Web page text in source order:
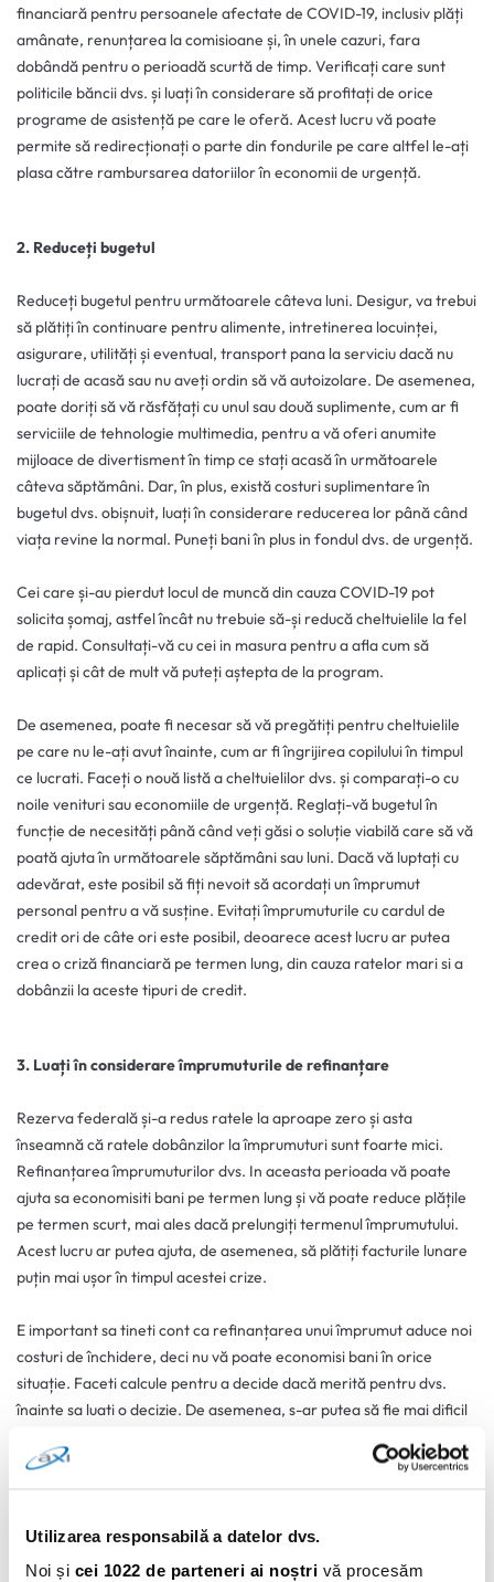
Utilizarea responsabilă a datelor dvs.
Noi și cei 1022 de parteneri ai noștri vă procesăm
financiară pentru persoanele afectate de COVID-19, inclusiv plăți
amânate, renunțarea la comisioane și, în unele cazuri, fara
dobândă pentru o perioadă scurtă de timp. Verificați care sunt
politicile băncii dvs. și luați în considerare să profitați de orice
programe de asistență pe care le oferă. Acest lucru vă poate
permite să redirecționați o parte din fondurile pe care altfel le-ați
plasa către rambursarea datoriilor în economii de urgență.
2. Reduceți bugetul
Reduceți bugetul pentru următoarele câteva luni. Desigur, va trebui
să plătiți în continuare pentru alimente, intretinerea locuinței,
asigurare, utilități și eventual, transport pana la serviciu dacă nu
lucrați de acasă sau nu aveți ordin să vă autoizolare. De asemenea,
poate doriți să vă răsfățați cu unul sau două suplimente, cum ar fi
serviciile de tehnologie multimedia, pentru a vă oferi anumite
mijloace de divertisment în timp ce stați acasă în următoarele
câteva săptămâni. Dar, în plus, există costuri suplimentare în
bugetul dvs. obișnuit, luați în considerare reducerea lor până când
viața revine la normal. Puneți bani în plus in fondul dvs. de urgență.
Cei care și-au pierdut locul de muncă din cauza COVID-19 pot
solicita șomaj, astfel încât nu trebuie să-și reducă cheltuielile la fel
de rapid. Consultați-vă cu cei in masura pentru a afla cum să
aplicați și cât de mult vă puteți aștepta de la program.
De asemenea, poate fi necesar să vă pregătiți pentru cheltuielile
pe care nu le-ați avut înainte, cum ar fi îngrijirea copilului în timpul
ce lucrati. Faceți o nouă listă a cheltuielilor dvs. și comparați-o cu
noile venituri sau economiile de urgență. Reglați-vă bugetul în
funcție de necesități până când veți găsi o soluție viabilă care să vă
poată ajuta în următoarele săptămâni sau luni. Dacă vă luptați cu
adevărat, este posibil să fiți nevoit să acordați un împrumut
personal pentru a vă susține. Evitați împrumuturile cu cardul de
credit ori de câte ori este posibil, deoarece acest lucru ar putea
crea o criză financiară pe termen lung, din cauza ratelor mari si a
dobânzii la aceste tipuri de credit.
3. Luați în considerare împrumuturile de refinanțare
Rezerva federală și-a redus ratele la aproape zero și asta
înseamnă că ratele dobânzilor la împrumuturi sunt foarte mici.
Refinanțarea împrumuturilor dvs. In aceasta perioada vă poate
ajuta sa economisiti bani pe termen lung și vă poate reduce plățile
pe termen scurt, mai ales dacă prelungiți termenul împrumutului.
Acest lucru ar putea ajuta, de asemenea, să plătiți facturile lunare
puțin mai ușor în timpul acestei crize.
E important sa tineti cont ca refinanțarea unui împrumut aduce noi
costuri de închidere, deci nu vă poate economisi bani în orice
situație. Faceti calcule pentru a decide dacă merită pentru dvs.
înainte sa luati o decizie. De asemenea, s-ar putea să fie mai dificil
venit, deoarece la acest lucru se uită creditorii când solicitati
dificultăți, așa cum s-a discutat mai sus, și să luați în considerare
refinanțarea odată ce v-ați recuperat locul de muncă dacă ratele